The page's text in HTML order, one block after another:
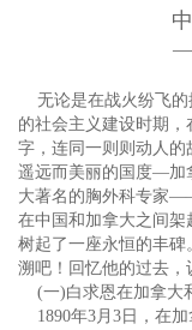
无论是在战火纷飞的
的社会主义建设时期
字，连同一则则动人
遥远而美丽的国度—加
大著名的胸外科专家
在中国和加拿大之间架
树起了一座永恒的丰碑
溯吧！回忆他的过去，
(一)白求恩在加拿大
1890年3月3日，在加